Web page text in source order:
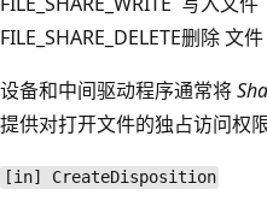
FILE_SHARE_DELETE删除 文件
设备和中间驱动程序通常将
提供对打开文件的独占访问权限
[in] CreateDisposition